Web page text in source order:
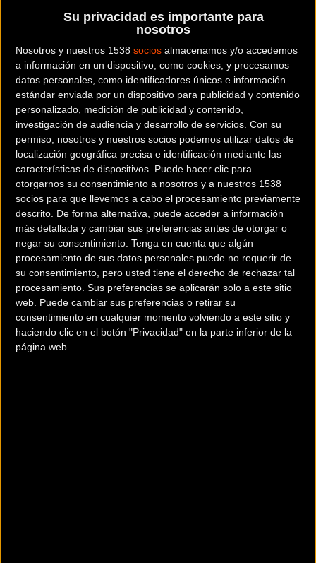
Su privacidad es importante para
nosotros
Nosotros y nuestros 1538 socios almacenamos y/o accedemos
a información en un dispositivo, como cookies, y procesamos
datos personales, como identificadores únicos e información
estándar enviada por un dispositivo para publicidad y contenido
personalizado, medición de publicidad y contenido,
investigación de audiencia y desarrollo de servicios. Con su
permiso, nosotros y nuestros socios podemos utilizar datos de
localización geográfica precisa e identificación mediante las
características de dispositivos. Puede hacer clic para
otorgarnos su consentimiento a nosotros y a nuestros 1538
socios para que llevemos a cabo el procesamiento previamente
descrito. De forma alternativa, puede acceder a información
más detallada y cambiar sus preferencias antes de otorgar o
negar su consentimiento. Tenga en cuenta que algún
procesamiento de sus datos personales puede no requerir de
su consentimiento, pero usted tiene el derecho de rechazar tal
procesamiento. Sus preferencias se aplicarán solo a este sitio
web. Puede cambiar sus preferencias o retirar su
consentimiento en cualquier momento volviendo a este sitio y
haciendo clic en el botón "Privacidad" en la parte inferior de la
página web.
ATALASPITFIRE
245 €